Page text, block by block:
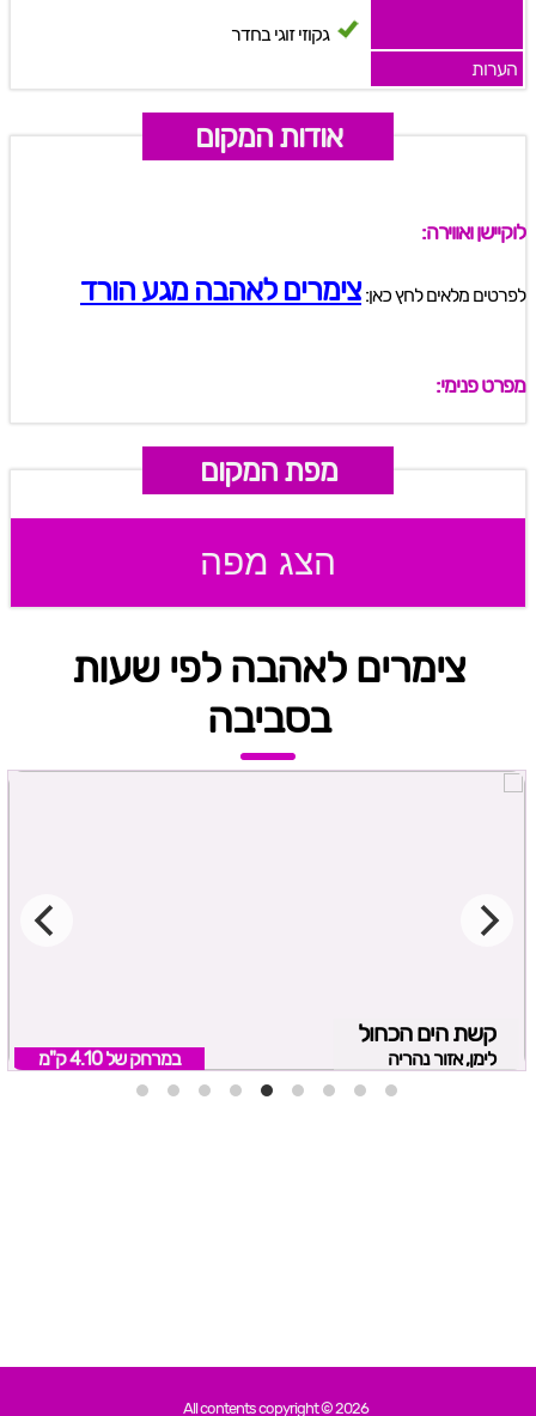
גקוזי זוגי בחדר
הערות
אודות המקום
לוקיישן ואווירה:
לפרטים מלאים לחץ כאן:צימרים לאהבה מגע הורד
מפרט פנימי:
מפת המקום
הצג מפה
צימרים לאהבה לפי שעות
בסביבה
קשת הים הכחול
לימן, אזור נהריה במרחק של 4.10 ק"מ
All contents copyright © 2026